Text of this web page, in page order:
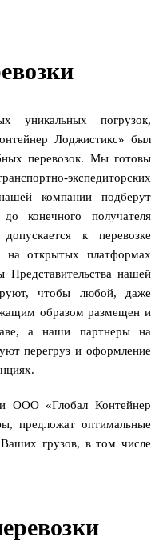
уникальных погрузок,
Лоджистикс» был
перевозок. Мы готовы
экспедиторских
компании подберут
конечного получателя
к перевозке
на открытых платформах
Представительства нашей
чтобы любой, даже
образом размещен и
а наши партнеры на
перегруз и оформление
ООО «Глобал Контейнер
предложат оптимальные
грузов, в том числе